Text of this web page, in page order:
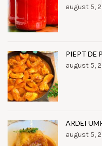
august 5,
PIEPT DE
august 5,
ARDEI
august 5,